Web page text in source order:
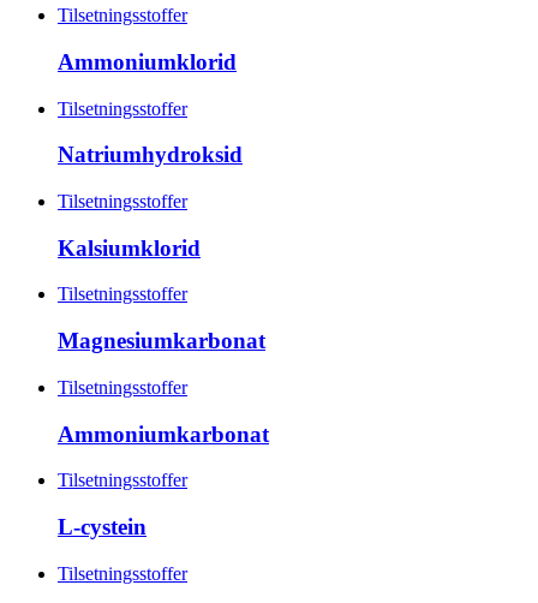
Tilsetningsstoffer
Ammoniumklorid
Tilsetningsstoffer
Natriumhydroksid
Tilsetningsstoffer
Kalsiumklorid
Tilsetningsstoffer
Magnesiumkarbonat
Tilsetningsstoffer
Ammoniumkarbonat
Tilsetningsstoffer
L-cystein
Tilsetningsstoffer